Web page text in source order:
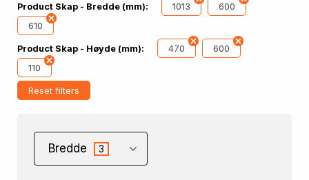
Product Skap - Bredde (mm): 1013
600
610
Product Skap - Høyde (mm): 470
600
110
Reset filters
Bredde 3